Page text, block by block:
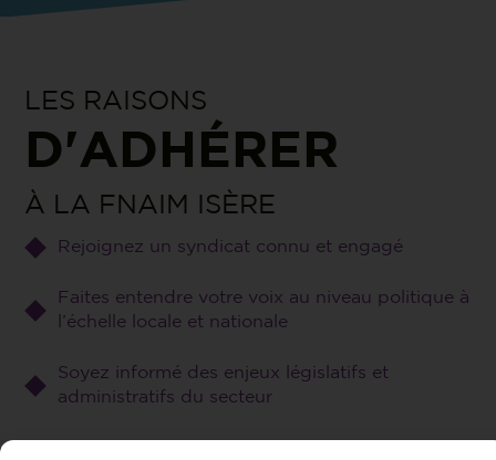
LES RAISONS
D'ADHÉRER
À LA FNAIM ISÈRE
Rejoignez un syndicat connu et engagé
Faites entendre votre voix au niveau politique à
l’échelle locale et nationale
Soyez informé des enjeux législatifs et
administratifs du secteur